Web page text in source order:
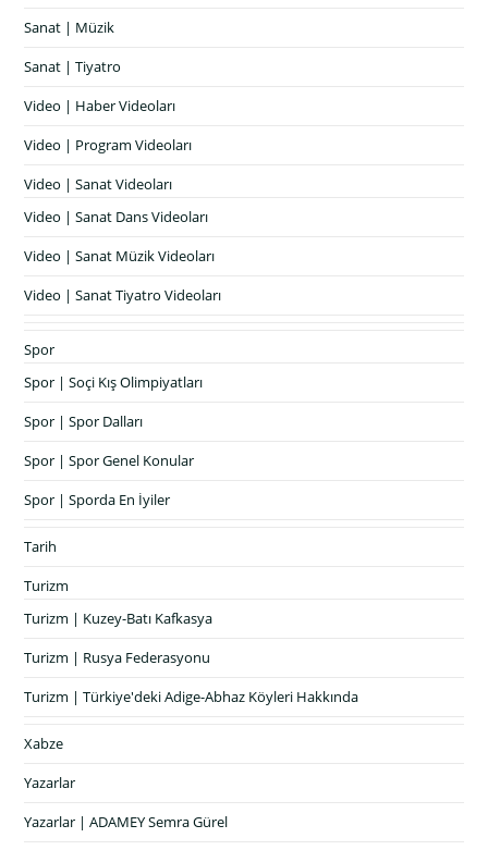
Sanat | Müzik
Sanat | Tiyatro
Video | Haber Videoları
Video | Program Videoları
Video | Sanat Videoları
Video | Sanat Dans Videoları
Video | Sanat Müzik Videoları
Video | Sanat Tiyatro Videoları
Spor
Spor | Soçi Kış Olimpiyatları
Spor | Spor Dalları
Spor | Spor Genel Konular
Spor | Sporda En İyiler
Tarih
Turizm
Turizm | Kuzey-Batı Kafkasya
Turizm | Rusya Federasyonu
Turizm | Türkiye'deki Adige-Abhaz Köyleri Hakkında
Xabze
Yazarlar
Yazarlar | ADAMEY Semra Gürel